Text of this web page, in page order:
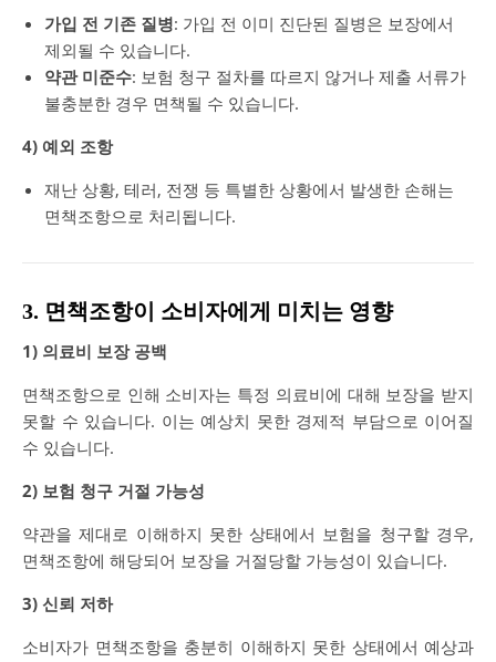
가입 전 기존 질병: 가입 전 이미 진단된 질병은 보장에서
제외될 수 있습니다.
약관 미준수: 보험 청구 절차를 따르지 않거나 제출 서류가
불충분한 경우 면책될 수 있습니다.
4) 예외 조항
재난 상황, 테러, 전쟁 등 특별한 상황에서 발생한 손해는
면책조항으로 처리됩니다.
3. 면책조항이 소비자에게 미치는 영향
1) 의료비 보장 공백
면책조항으로 인해 소비자는 특정 의료비에 대해 보장을 받지
못할 수 있습니다. 이는 예상치 못한 경제적 부담으로 이어질
수 있습니다.
2) 보험 청구 거절 가능성
약관을 제대로 이해하지 못한 상태에서 보험을 청구할 경우,
면책조항에 해당되어 보장을 거절당할 가능성이 있습니다.
3) 신뢰 저하
소비자가 면책조항을 충분히 이해하지 못한 상태에서 예상과